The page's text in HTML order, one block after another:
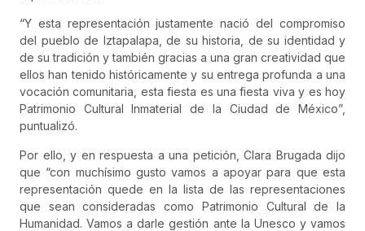
“Y esta representación justamente nació del compromiso
del pueblo de Iztapalapa, de su historia, de su identidad y
de su tradición y también gracias a una gran creatividad que
ellos han tenido históricamente y su entrega profunda a una
vocación comunitaria, esta fiesta es una fiesta viva y es hoy
Patrimonio Cultural Inmaterial de la Ciudad de México”,
puntualizó.
Por ello, y en respuesta a una petición, Clara Brugada dijo
que “con muchísimo gusto vamos a apoyar para que esta
representación quede en la lista de las representaciones
que sean consideradas como Patrimonio Cultural de la
Humanidad. Vamos a darle gestión ante la Unesco y vamos